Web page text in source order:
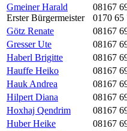
Gmeiner Harald
Erster Bürgermeister
08167
0170 65
Götz Renate
08167
Gresser Ute
08167
Haberl Brigitte
08167
Hauffe Heiko
08167
Hauk Andrea
08167
Hilpert Diana
08167
Hoxhaj Qendrim
08167
Huber Heike
08167